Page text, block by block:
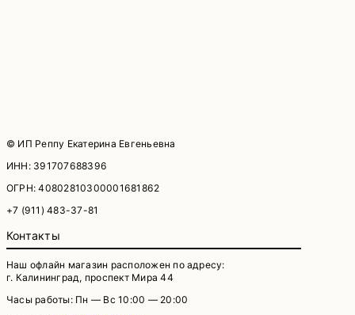
© ИП Реппу Екатерина Евгеньевна
ИНН: 391707688396
ОГРН: 40802810300001681862
+7 (911) 483-37-81
Контакты
Наш офлайн магазин расположен по адресу:
г. Калининград, проспект Мира 44
Часы работы: Пн — Вс 10:00 — 20:00